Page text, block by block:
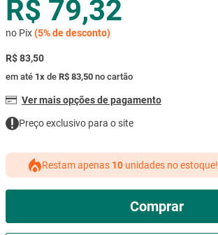
R$ 79,32
no Pix(5%de desconto)
R$ 83,50
em até 1x de R$ 83,50 no cartão
Ver mais opções de pagamento
Preço exclusivo para o site
Restam apenas 10 unidades no estoque!
Comprar
9 º mesa
10º ar condicionado